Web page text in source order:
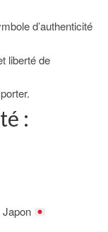
d’authenticité
liberté de
: